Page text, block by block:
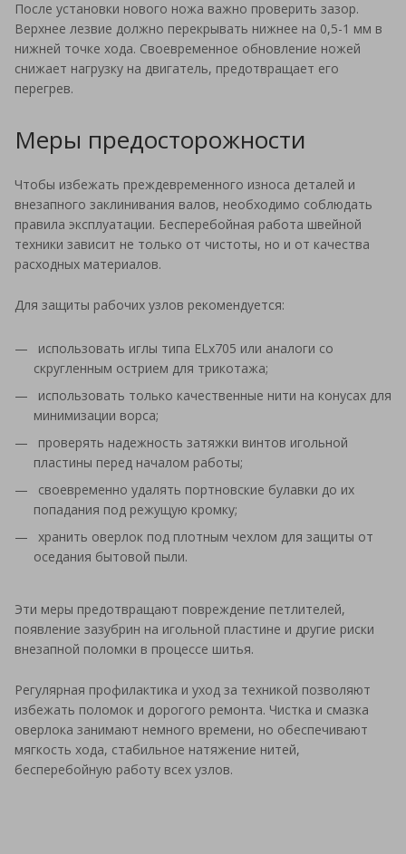
После установки нового ножа важно проверить зазор.
Верхнее лезвие должно перекрывать нижнее на 0,5-1 мм в
нижней точке хода. Своевременное обновление ножей
снижает нагрузку на двигатель, предотвращает его
перегрев.
Меры предосторожности
Чтобы избежать преждевременного износа деталей и
внезапного заклинивания валов, необходимо соблюдать
правила эксплуатации. Бесперебойная работа швейной
техники зависит не только от чистоты, но и от качества
расходных материалов.
Для защиты рабочих узлов рекомендуется:
использовать иглы типа ELx705 или аналоги со
скругленным острием для трикотажа;
использовать только качественные нити на конусах для
минимизации ворса;
проверять надежность затяжки винтов игольной
пластины перед началом работы;
своевременно удалять портновские булавки до их
попадания под режущую кромку;
хранить оверлок под плотным чехлом для защиты от
оседания бытовой пыли.
Эти меры предотвращают повреждение петлителей,
появление зазубрин на игольной пластине и другие риски
внезапной поломки в процессе шитья.
Регулярная профилактика и уход за техникой позволяют
избежать поломок и дорогого ремонта. Чистка и смазка
оверлока занимают немного времени, но обеспечивают
мягкость хода, стабильное натяжение нитей,
бесперебойную работу всех узлов.